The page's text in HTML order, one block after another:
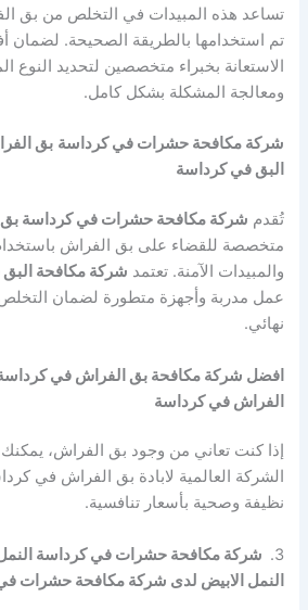
تساعد هذه المبيدات في التخلص من بق
تم استخدامها بالطريقة الصحيحة. لضمان
الاستعانة بخبراء متخصصين لتحديد النوع
ومعالجة المشكلة بشكل كامل.
شركة مكافحة حشرات في كرداسة بق
البق في كرداسة
تُقدم شركة مكافحة حشرات في كرداسة بق
متخصصة للقضاء على بق الفراش
والمبيدات الآمنة. تعتمد شركة مكافحة
عمل مدربة وأجهزة متطورة لضمان
نهائي.
افضل شركة مكافحة بق الفراش في
الفراش في كرداسة
إذا كنت تعاني من وجود بق الفراش،
الشركة العالمية لابادة بق الفراش في
نظيفة وصحية بأسعار تنافسية.
3. شركة مكافحة حشرات في كرداسة النمل
النمل الابيض لدى شركة مكافحة حشرات